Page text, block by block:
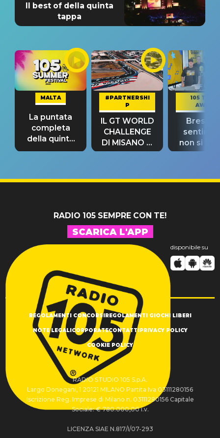
Il best of della quinta
tappa
MALTA
La puntata
completa
della quinta
tappa
#PARTNERSHI
P
IL GT WORLD
CHALLENGE
DI MISANO si
riconferma
105 TAKE
AWAY
Bresh:
non si
fino alla
RADIO 105 SEMPRE CON TE!
SCARICA L'APP
disponibile su
REGOLAMENTI CONCORSIREGOLAMENTI GIOCHI LIBERI
NOTE LEGALICORPORATECONTATTIPRIVACY POLICY
COOKIE POLICY
RADIO STUDIO 105 S.p.A.
Largo Donegani, 1 20121 MILANO Partita Iva 03111280156
Iscrizione Reg. Imprese di Milano n. 03111280156 Capitale
Sociale: € 780.000,00 i.v.
LICENZA SIAE N.817/I/07-293